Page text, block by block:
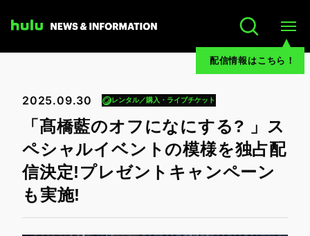
配信情報はこちら！
「髙橋藍のオフになにする? 」ス
ペシャルイベントの模様を独占配
信決定!プレゼントキャンペーン
も実施!
2025.09.30 レンタル／購入・ライブチケット